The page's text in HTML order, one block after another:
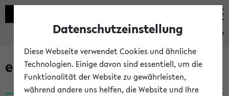
eKVV
eKVV News
Datenschutzeinstellung
Diese Webseite verwendet Cookies und ähnliche
Technologien. Einige davon sind essentiell, um die
Funktionalität der Website zu gewährleisten,
während andere uns helfen, die Website und Ihre